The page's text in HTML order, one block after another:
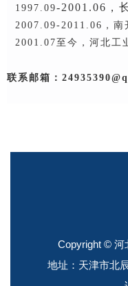
1997.09-2001.06，
2007.09-2011.06，南
2001 07至今，河北工
联系邮箱：
Copyright © 河
地址：天津市北